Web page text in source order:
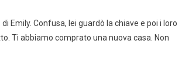
Emily. Confusa, lei guardò la chiave e poi i loro
Ti abbiamo comprato una nuova casa. Non